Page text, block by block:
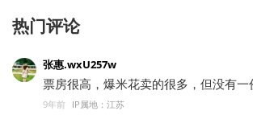
热门评论
张惠.wxU257w
票房很高，爆米花卖的很多，但没有一
9年前 IP属地：江苏